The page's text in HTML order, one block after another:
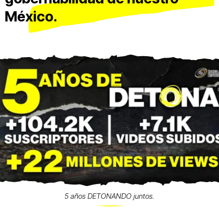
México.
5 años DETONANDO juntos.